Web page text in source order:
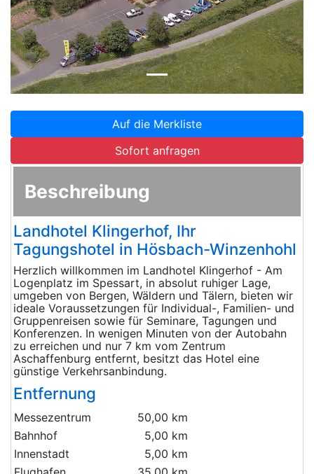
Auf die Merkliste
Sofort anfragen
Beschreibung
Landhotel Klingerhof, Ihr
Tagungshotel in Hösbach-Winzenhohl
Herzlich willkommen im Landhotel Klingerhof - Am
Logenplatz im Spessart, in absolut ruhiger Lage,
umgeben von Bergen, Wäldern und Tälern, bieten wir
ideale Voraussetzungen für Individual-, Familien- und
Gruppenreisen sowie für Seminare, Tagungen und
Konferenzen. In wenigen Minuten von der Autobahn
zu erreichen und nur 7 km vom Zentrum
Aschaffenburg entfernt, besitzt das Hotel eine
günstige Verkehrsanbindung.
Entfernung
Messezentrum
50,00 km
Bahnhof
5,00 km
Innenstadt
5,00 km